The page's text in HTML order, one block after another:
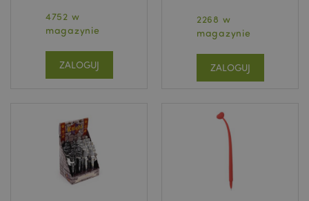
4752 w
magazynie
ZALOGUJ
2268 w
magazynie
ZALOGUJ